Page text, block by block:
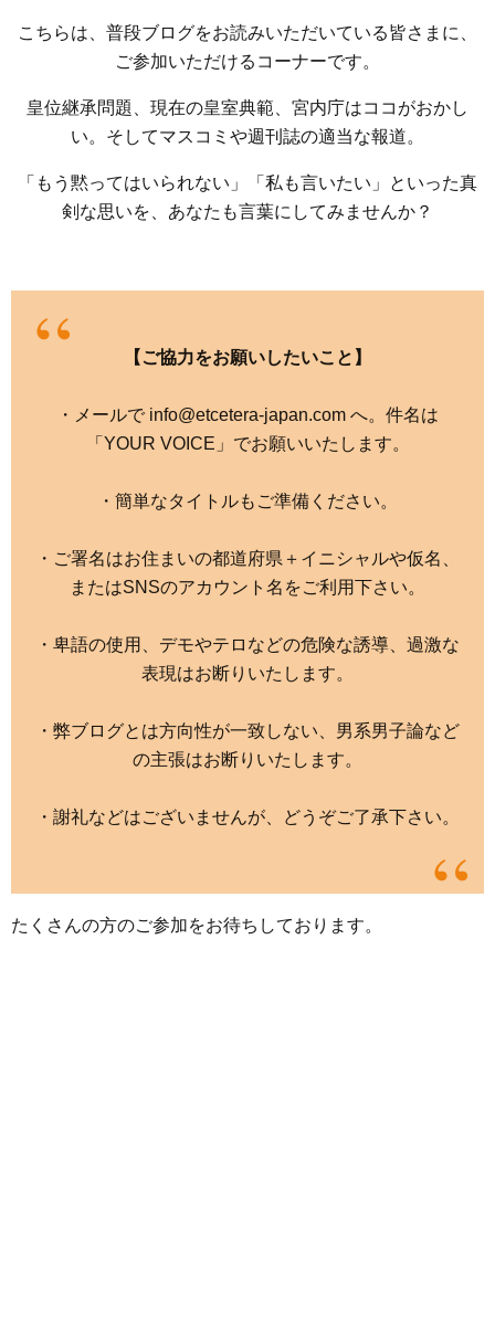
こちらは、普段ブログをお読みいただいている皆さまに、
ご参加いただけるコーナーです。
皇位継承問題、現在の皇室典範、宮内庁はココがおかし
い。そしてマスコミや週刊誌の適当な報道。
「もう黙ってはいられない」「私も言いたい」といった真
剣な思いを、あなたも言葉にしてみませんか？
【ご協力をお願いしたいこと】
・メールで info@etcetera-japan.com へ。件名は
「YOUR VOICE」でお願いいたします。
・簡単なタイトルもご準備ください。
・ご署名はお住まいの都道府県＋イニシャルや仮名、
またはSNSのアカウント名をご利用下さい。
・卑語の使用、デモやテロなどの危険な誘導、過激な
表現はお断りいたします。
・弊ブログとは方向性が一致しない、男系男子論など
の主張はお断りいたします。
・謝礼などはございませんが、どうぞご了承下さい。
たくさんの方のご参加をお待ちしております。